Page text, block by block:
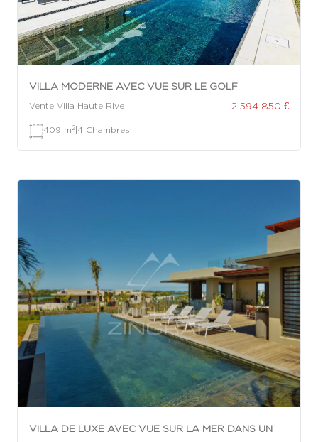
VILLA MODERNE AVEC VUE SUR LE GOLF
Vente Villa Haute Rive 2 594 850 €
409 m 2|4 Chambres
VILLA DE LUXE AVEC VUE SUR LA MER DANS UN